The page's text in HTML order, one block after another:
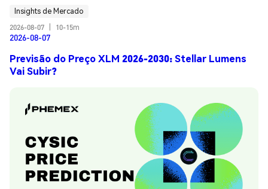
Insights de Mercado
2026-08-07
10-15m
2026-08-07
Previsão do Preço XLM 2026-2030: Stellar Lumens
Vai Subir?